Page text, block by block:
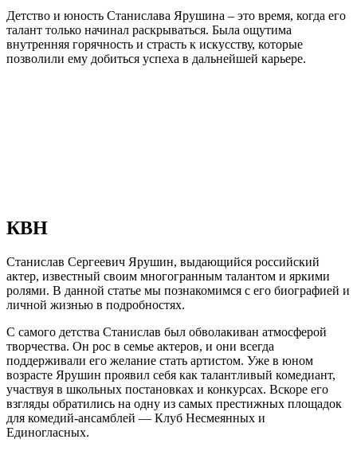
Детство и юность Станислава Ярушина – это время, когда его
талант только начинал раскрываться. Была ощутима
внутренняя горячность и страсть к искусству, которые
позволили ему добиться успеха в дальнейшей карьере.
КВН
Станислав Сергеевич Ярушин, выдающийся российский
актер, известный своим многогранным талантом и яркими
ролями. В данной статье мы познакомимся с его биографией и
личной жизнью в подробностях.
С самого детства Станислав был обволакиван атмосферой
творчества. Он рос в семье актеров, и они всегда
поддерживали его желание стать артистом. Уже в юном
возрасте Ярушин проявил себя как талантливый комедиант,
участвуя в школьных постановках и конкурсах. Вскоре его
взгляды обратились на одну из самых престижных площадок
для комедий-ансамблей — Клуб Несмеянных и
Единогласных.